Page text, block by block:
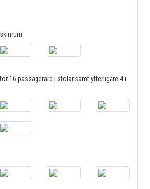
16 passagerare i stolar samt ytterligare 4 i